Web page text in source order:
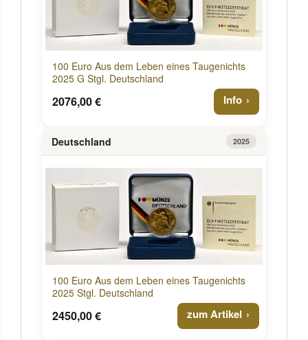
100 Euro Aus dem Leben eines Taugenichts
2025 G Stgl. Deutschland
2076,00 € Info
Deutschland 2025
100 Euro Aus dem Leben eines Taugenichts
2025 Stgl. Deutschland
2450,00 € zum Artikel